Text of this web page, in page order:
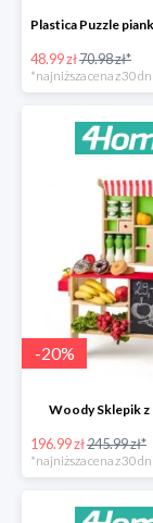
48.99 zł70.98 zł*
-20%
Woody Sklepik z
196.99 zł245.99 zł*